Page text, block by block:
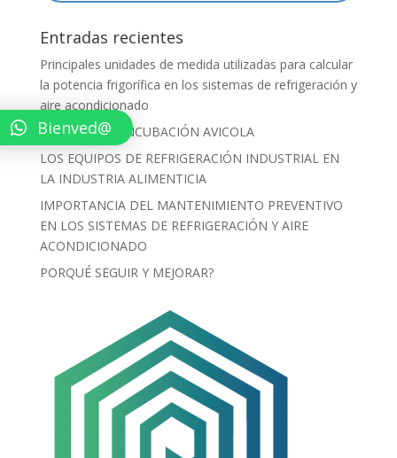
Entradas recientes
Principales unidades de medida utilizadas para calcular
la potencia frigorífica en los sistemas de refrigeración y
aire acondicionado
PROCESO DE INCUBACIÓN AVICOLA
LOS EQUIPOS DE REFRIGERACIÓN INDUSTRIAL EN
LA INDUSTRIA ALIMENTICIA
IMPORTANCIA DEL MANTENIMIENTO PREVENTIVO
EN LOS SISTEMAS DE REFRIGERACIÓN Y AIRE
ACONDICIONADO
PORQUÉ SEGUIR Y MEJORAR?
Bienved@